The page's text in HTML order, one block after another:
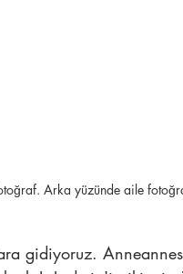
Arka yüzünde aile
gidiyoruz.